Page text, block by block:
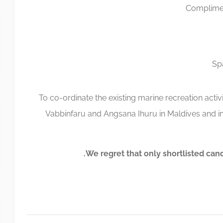
To co-ordinate the existing marine recreation
Vabbinfaru and Angsana Ihuru in Maldives and
We regret that only shortlisted